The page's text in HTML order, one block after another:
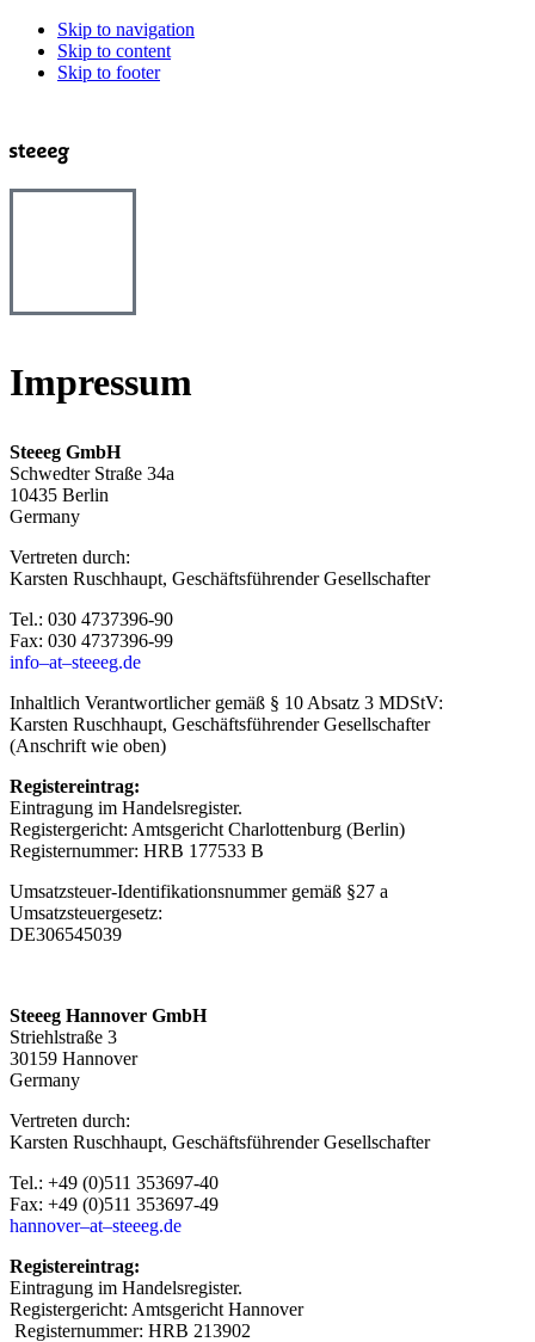
Skip to navigation
Skip to content
Skip to footer
Impressum
Steeeg GmbH
Schwedter Straße 34a
10435 Berlin
Germany
Vertreten durch:
Karsten Ruschhaupt, Geschäftsführender Gesellschafter
Tel.: 030 4737396-90
Fax: 030 4737396-99
info–at–steeeg.de
Inhaltlich Verantwortlicher gemäß § 10 Absatz 3 MDStV:
Karsten Ruschhaupt, Geschäftsführender Gesellschafter
(Anschrift wie oben)
Registereintrag:
Eintragung im Handelsregister.
Registergericht: Amtsgericht Charlottenburg (Berlin)
Registernummer: HRB 177533 B
Umsatzsteuer-Identifikationsnummer gemäß §27 a
Umsatzsteuergesetz:
DE306545039
Steeeg Hannover GmbH
Striehlstraße 3
30159 Hannover
Germany
Vertreten durch:
Karsten Ruschhaupt, Geschäftsführender Gesellschafter
Tel.: +49 (0)511 353697-40
Fax: +49 (0)511 353697-49
hannover–at–steeeg.de
Registereintrag:
Eintragung im Handelsregister.
Registergericht: Amtsgericht Hannover
Registernummer: HRB 213902